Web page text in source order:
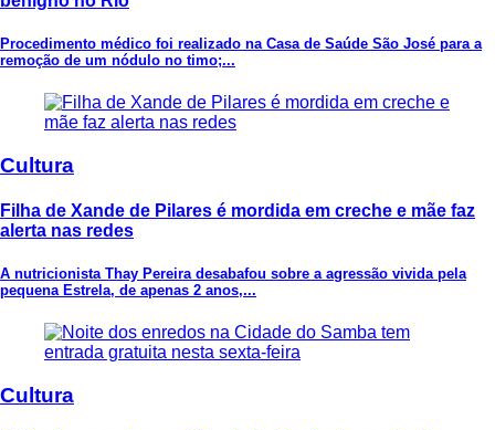
Procedimento médico foi realizado na Casa de Saúde São José para a
remoção de um nódulo no timo;...
Cultura
Filha de Xande de Pilares é mordida em creche e mãe faz
alerta nas redes
A nutricionista Thay Pereira desabafou sobre a agressão vivida pela
pequena Estrela, de apenas 2 anos,...
Cultura